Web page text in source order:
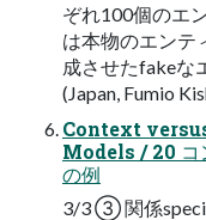
ぞれ100個のエ
は本物のエンテ
成させたfakeな
(Japan, Fumio
Context
Models / 20 コ
の例
3/3 ③ 関係